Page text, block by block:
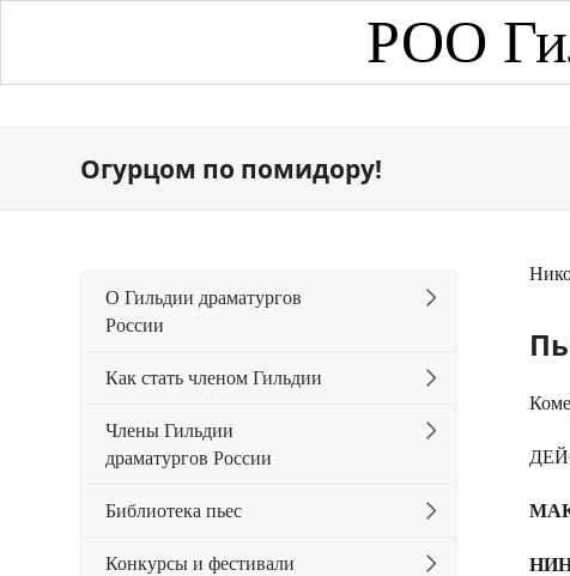
РОО
Огурцом по помидору!
О Гильдии драматургов
России
Как стать членом Гильдии
Члены Гильдии
драматургов России
Библиотека пьес
Конкурсы и фестивали